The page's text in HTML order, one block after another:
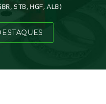
STB, HGF, ALB)